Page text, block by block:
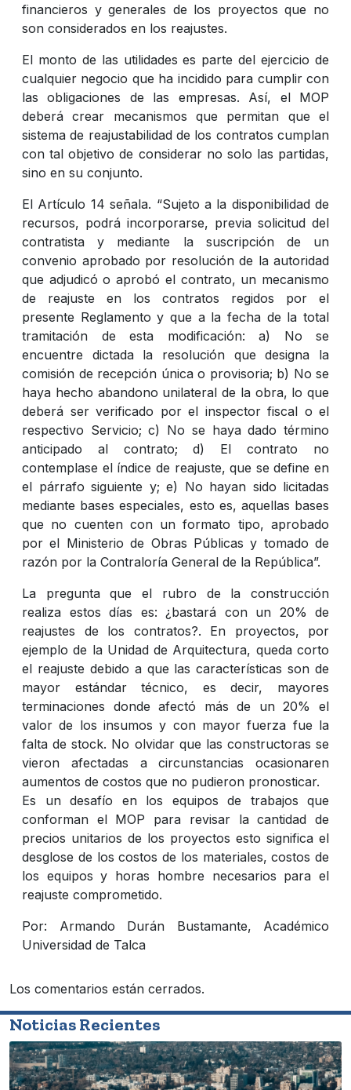
financieros y generales de los proyectos que no
son considerados en los reajustes.
El monto de las utilidades es parte del ejercicio de
cualquier negocio que ha incidido para cumplir con
las obligaciones de las empresas. Así, el MOP
deberá crear mecanismos que permitan que el
sistema de reajustabilidad de los contratos cumplan
con tal objetivo de considerar no solo las partidas,
sino en su conjunto.
El Artículo 14 señala. “Sujeto a la disponibilidad de
recursos, podrá incorporarse, previa solicitud del
contratista y mediante la suscripción de un
convenio aprobado por resolución de la autoridad
que adjudicó o aprobó el contrato, un mecanismo
de reajuste en los contratos regidos por el
presente Reglamento y que a la fecha de la total
tramitación de esta modificación: a) No se
encuentre dictada la resolución que designa la
comisión de recepción única o provisoria; b) No se
haya hecho abandono unilateral de la obra, lo que
deberá ser verificado por el inspector fiscal o el
respectivo Servicio; c) No se haya dado término
anticipado al contrato; d) El contrato no
contemplase el índice de reajuste, que se define en
el párrafo siguiente y; e) No hayan sido licitadas
mediante bases especiales, esto es, aquellas bases
que no cuenten con un formato tipo, aprobado
por el Ministerio de Obras Públicas y tomado de
razón por la Contraloría General de la República”.
La pregunta que el rubro de la construcción
realiza estos días es: ¿bastará con un 20% de
reajustes de los contratos?. En proyectos, por
ejemplo de la Unidad de Arquitectura, queda corto
el reajuste debido a que las características son de
mayor estándar técnico, es decir, mayores
terminaciones donde afectó más de un 20% el
valor de los insumos y con mayor fuerza fue la
falta de stock. No olvidar que las constructoras se
vieron afectadas a circunstancias ocasionaren
aumentos de costos que no pudieron pronosticar.
Es un desafío en los equipos de trabajos que
conforman el MOP para revisar la cantidad de
precios unitarios de los proyectos esto significa el
desglose de los costos de los materiales, costos de
los equipos y horas hombre necesarios para el
reajuste comprometido.
Por: Armando Durán Bustamante, Académico
Universidad de Talca
Los comentarios están cerrados.
Noticias Recientes